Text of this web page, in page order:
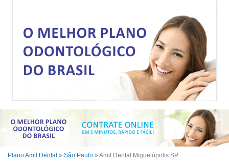
Plano Amil Dental » São Paulo » Amil Dental Miguelópolis SP